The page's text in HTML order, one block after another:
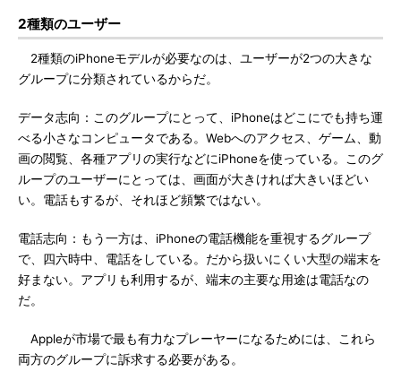
2種類のユーザー
2種類のiPhoneモデルが必要なのは、ユーザーが2つの大きな
グループに分類されているからだ。
データ志向：このグループにとって、iPhoneはどこにでも持ち運
べる小さなコンピュータである。Webへのアクセス、ゲーム、動
画の閲覧、各種アプリの実行などにiPhoneを使っている。このグ
ループのユーザーにとっては、画面が大きければ大きいほどい
い。電話もするが、それほど頻繁ではない。
電話志向：もう一方は、iPhoneの電話機能を重視するグループ
で、四六時中、電話をしている。だから扱いにくい大型の端末を
好まない。アプリも利用するが、端末の主要な用途は電話なの
だ。
Appleが市場で最も有力なプレーヤーになるためには、これら
両方のグループに訴求する必要がある。